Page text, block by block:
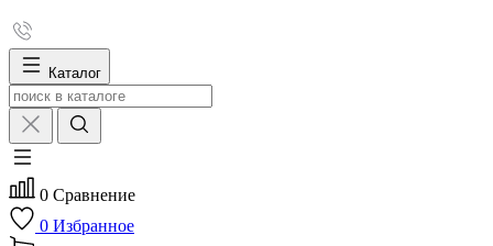
Каталог
0 Сравнение
0 Избранное